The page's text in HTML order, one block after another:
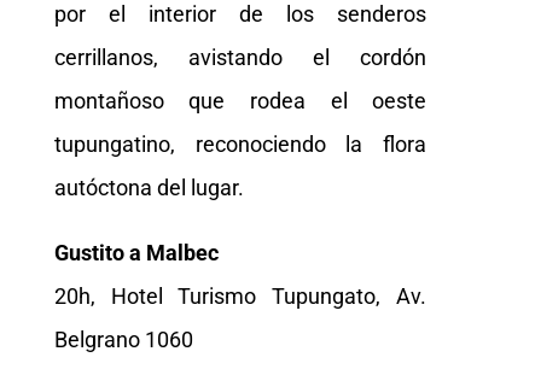
por el interior de los senderos
cerrillanos, avistando el cordón
montañoso que rodea el oeste
tupungatino, reconociendo la flora
autóctona del lugar.
Gustito a Malbec
20h, Hotel Turismo Tupungato, Av.
Belgrano 1060